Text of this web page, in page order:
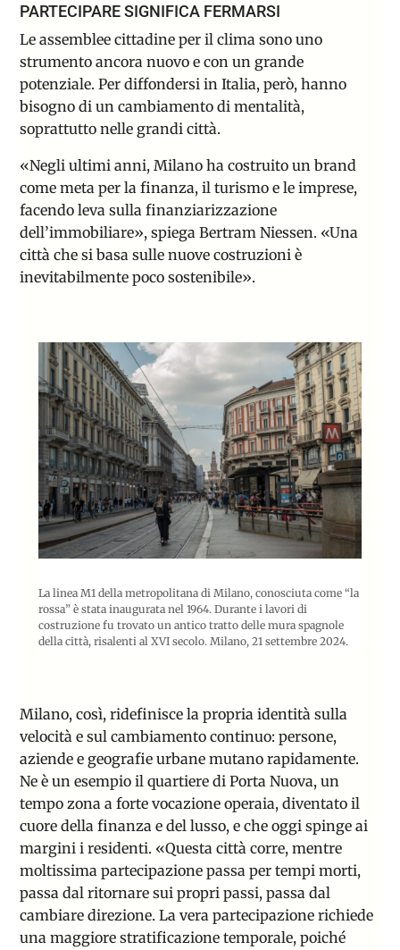
PARTECIPARE SIGNIFICA FERMARSI
Le assemblee cittadine per il clima sono uno
strumento ancora nuovo e con un grande
potenziale. Per diffondersi in Italia, però, hanno
bisogno di un cambiamento di mentalità,
soprattutto nelle grandi città.
«Negli ultimi anni, Milano ha costruito un brand
come meta per la finanza, il turismo e le imprese,
facendo leva sulla finanziarizzazione
dell’immobiliare», spiega Bertram Niessen. «Una
città che si basa sulle nuove costruzioni è
inevitabilmente poco sostenibile».
La linea M1 della metropolitana di Milano, conosciuta come “la
rossa” è stata inaugurata nel 1964. Durante i lavori di
costruzione fu trovato un antico tratto delle mura spagnole
della città, risalenti al XVI secolo. Milano, 21 settembre 2024.
Milano, così, ridefinisce la propria identità sulla
velocità e sul cambiamento continuo: persone,
aziende e geografie urbane mutano rapidamente.
Ne è un esempio il quartiere di Porta Nuova, un
tempo zona a forte vocazione operaia, diventato il
cuore della finanza e del lusso, e che oggi spinge ai
margini i residenti. «Questa città corre, mentre
moltissima partecipazione passa per tempi morti,
passa dal ritornare sui propri passi, passa dal
cambiare direzione. La vera partecipazione richiede
una maggiore stratificazione temporale, poiché